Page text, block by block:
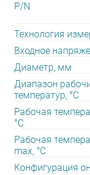
P/N
Технология
Входное
Диаметр, мм
Диапазон
температур, °С
Рабочая
°С
Рабочая
max, °С
Конфигурация